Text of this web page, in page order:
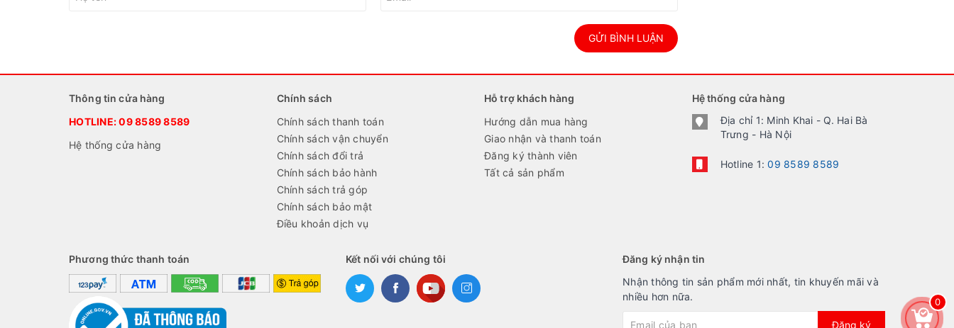
GỬI BÌNH LUẬN
Thông tin cửa hàng
HOTLINE:09 8589 8589
Hệ thống cửa hàng
Chính sách
Chính sách thanh toán
Chính sách vận chuyển
Chính sách đổi trả
Chính sách bảo hành
Chính sách trả góp
Chính sách bảo mật
Điều khoản dịch vụ
Hỗ trợ khách hàng
Hướng dẫn mua hàng
Giao nhận và thanh toán
Đăng ký thành viên
Tất cả sản phẩm
Hệ thống cửa hàng
Địa chỉ 1: Minh Khai - Q. Hai Bà
Trưng - Hà Nội
Hotline 1:09 8589 8589
Phương thức thanh toán Kết nối với chúng tôi
Đăng ký nhận tin
Nhận thông tin sản phẩm mới nhất, tin khuyến mãi và
nhiều hơn nữa.
Đăng ký
0